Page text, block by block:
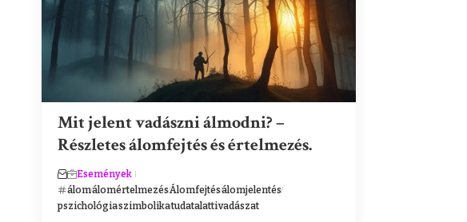
Mit jelent vadászni álmodni? –
Részletes álomfejtés és értelmezés.
Események
álomálomértelmezésÁlomfejtésálomjelentés
pszichológiaszimbolikatudatalattivadászat